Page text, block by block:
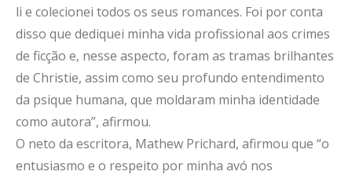
li e colecionei todos os seus romances. Foi por conta
disso que dediquei minha vida profissional aos crimes
de ficção e, nesse aspecto, foram as tramas brilhantes
de Christie, assim como seu profundo entendimento
da psique humana, que moldaram minha identidade
como autora”, afirmou.
O neto da escritora, Mathew Prichard, afirmou que “o
entusiasmo e o respeito por minha avó nos